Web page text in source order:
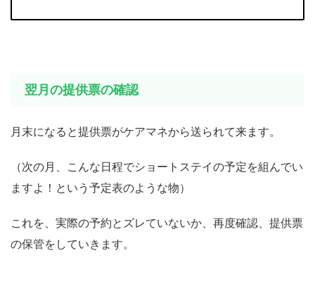
翌月の提供票の確認
月末になると提供票がケアマネから送られて来ます。
（次の月、こんな日程でショートステイの予定を組んでい
ますよ！という予定表のような物）
これを、実際の予約とズレていないか、再度確認、提供票
の保管をしていきます。